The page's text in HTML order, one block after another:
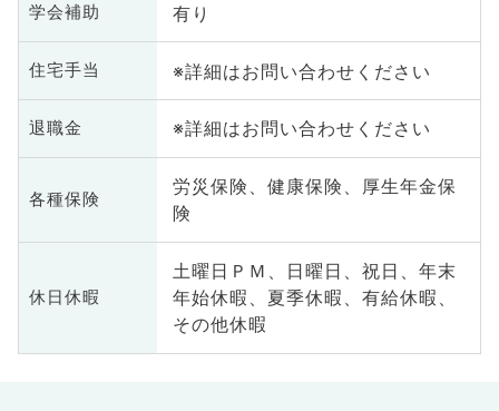
学会補助 有り
住宅手当 ※詳細はお問い合わせください
退職金 ※詳細はお問い合わせください
各種保険
労災保険、健康保険、厚生年金保
険
休日休暇
土曜日ＰＭ、日曜日、祝日、年末
年始休暇、夏季休暇、有給休暇、
その他休暇